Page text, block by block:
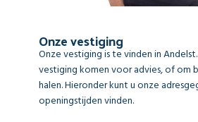
Onze vestiging
Onze vestiging is te vinden in
vestiging komen voor advies, of om
halen. Hieronder kunt u onze
openingstijden vinden.